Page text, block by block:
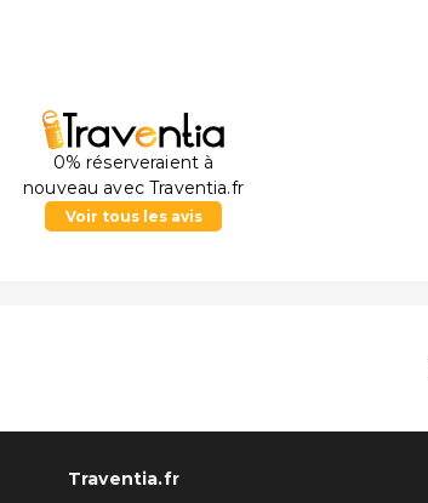
0% réserveraient à
nouveau avec Traventia.fr
Voir tous les avis
Traventia.fr